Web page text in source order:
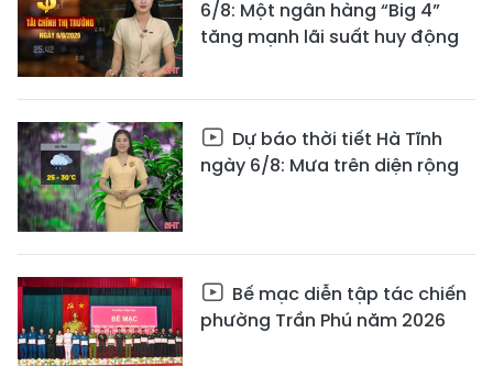
6/8: Một ngân hàng “Big 4”
tăng mạnh lãi suất huy động
Dự báo thời tiết Hà Tĩnh
ngày 6/8: Mưa trên diện rộng
Bế mạc diễn tập tác chiến
phường Trần Phú năm 2026